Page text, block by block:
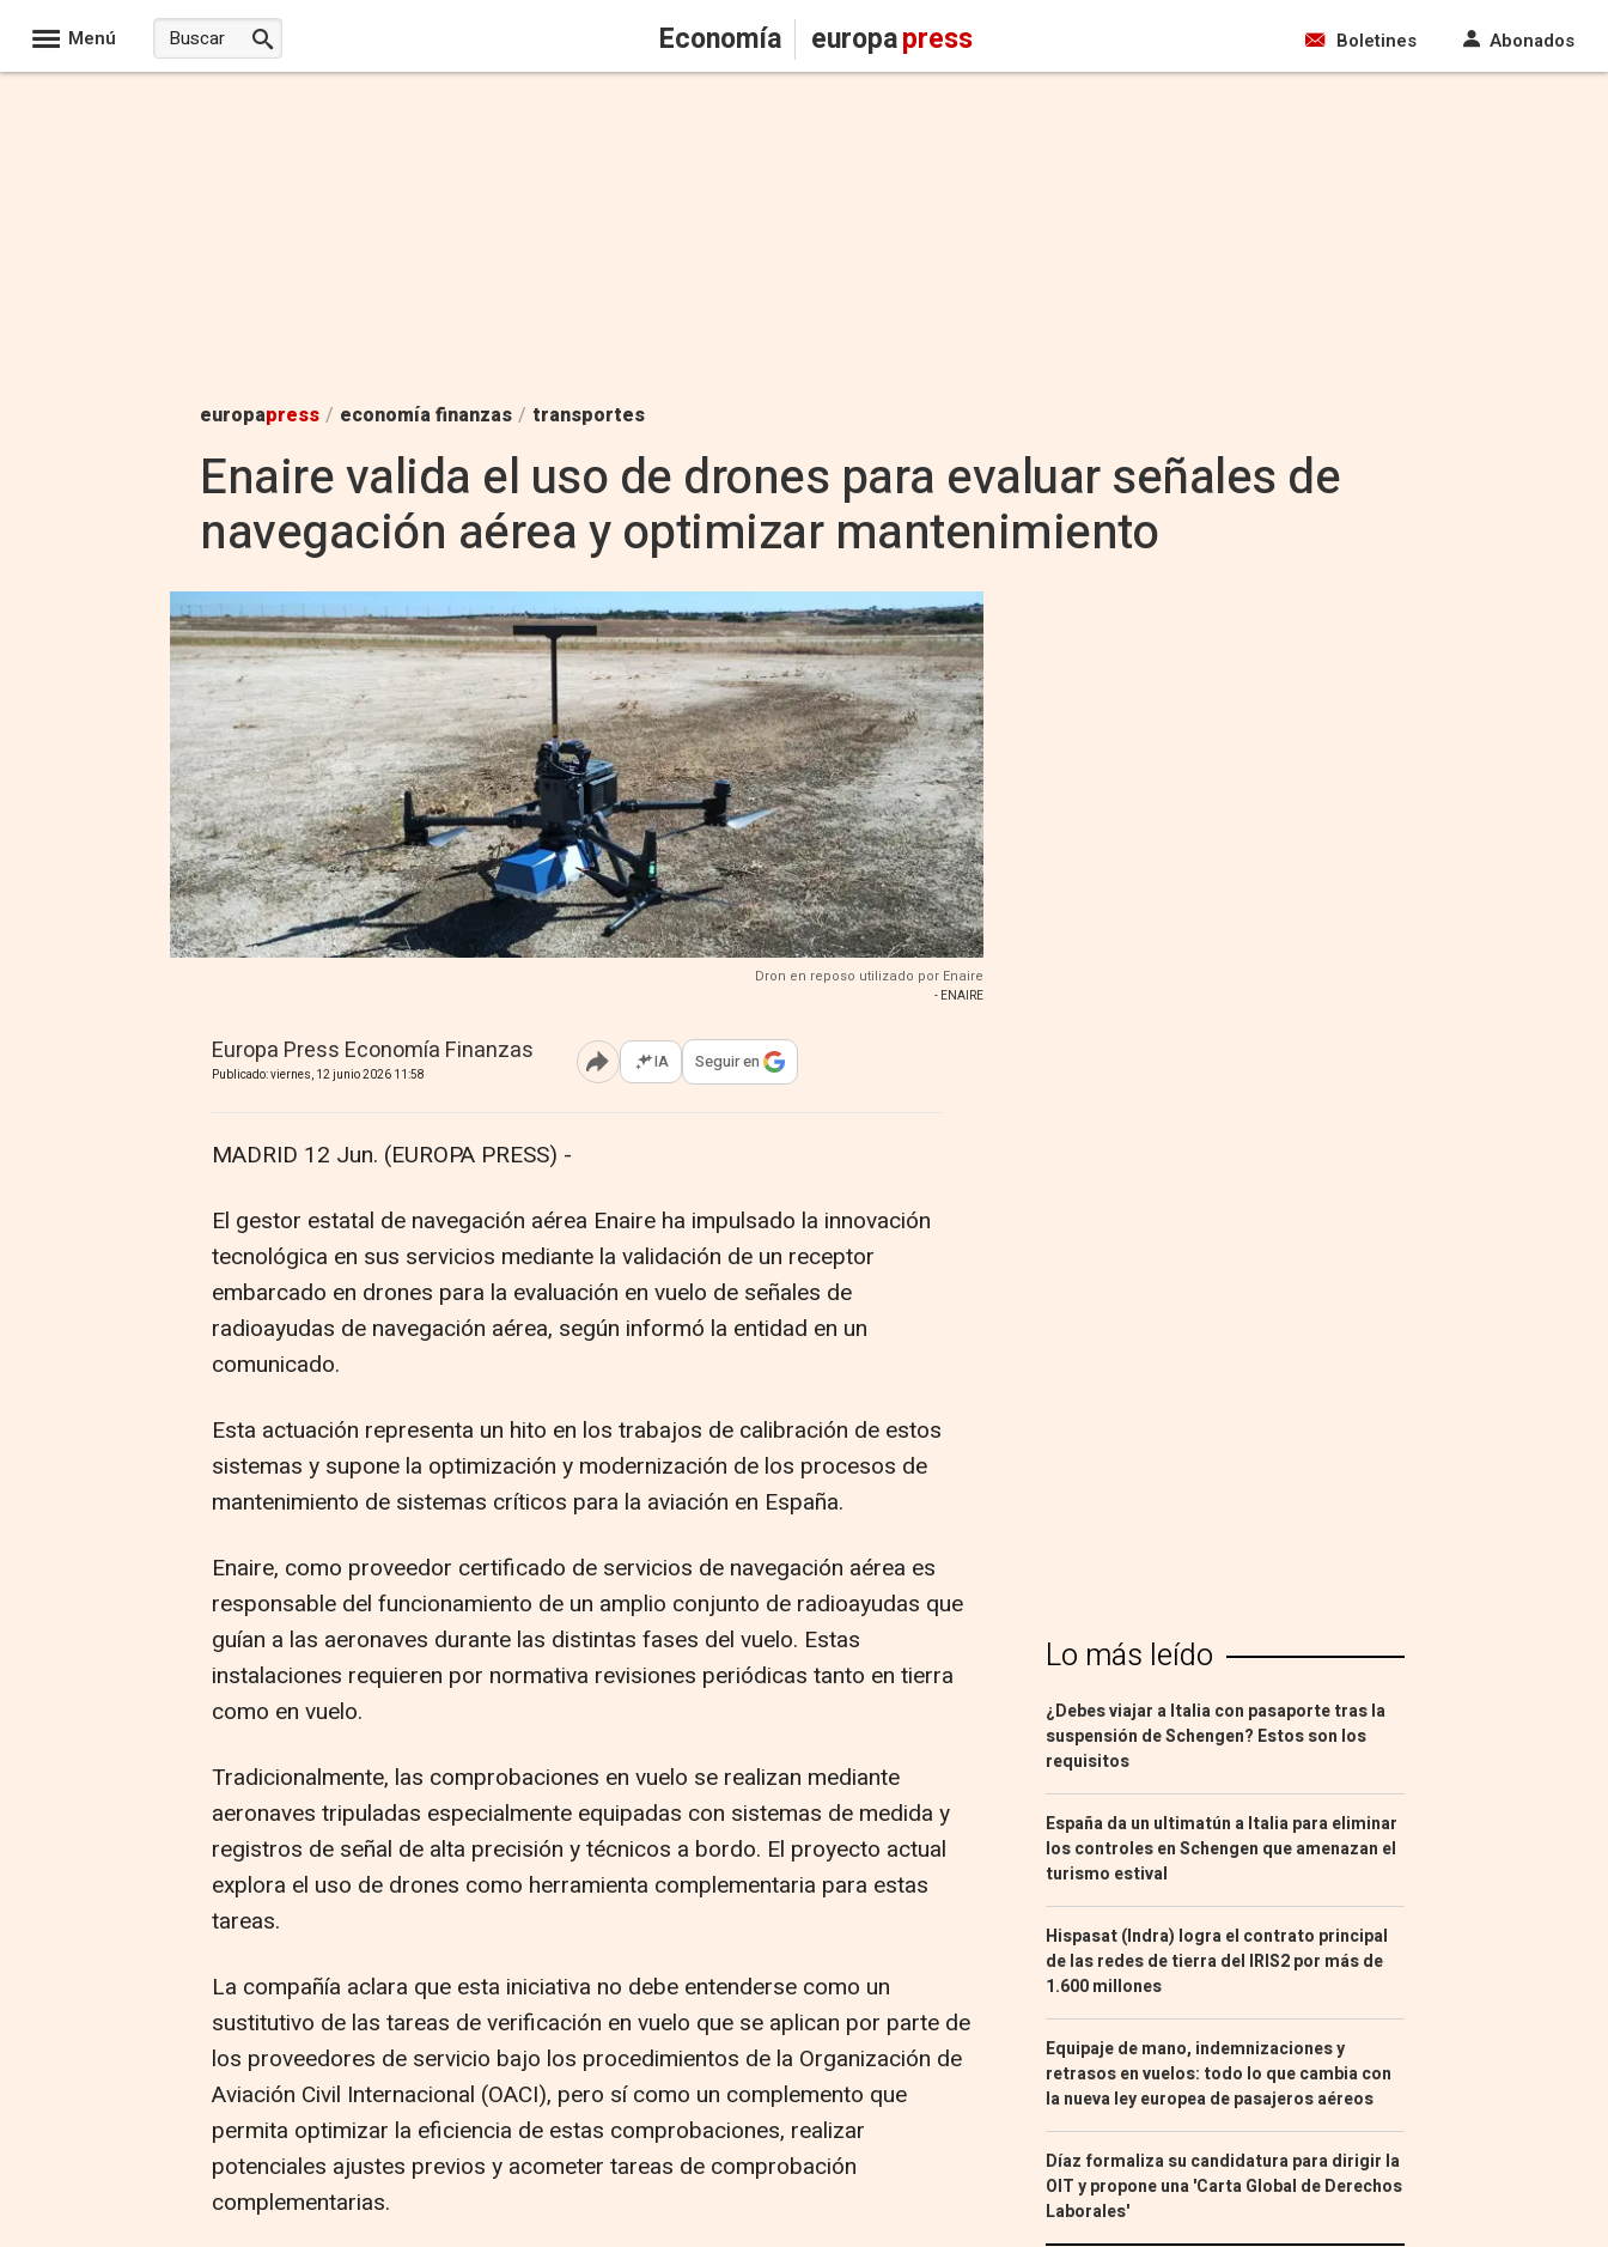
Menú Economía europapress Boletines Abonados
europapress / economía finanzas / transportes
Enaire valida el uso de drones para evaluar señales de
navegación aérea y optimizar mantenimiento
Dron en reposo utilizado por Enaire
- ENAIRE
Europa Press Economía Finanzas
Publicado: viernes, 12 junio 2026 11:58 Abrir opciones para compartir
IA Seguir en
MADRID 12 Jun. (EUROPA PRESS) -
El gestor estatal de navegación aérea Enaire ha impulsado la innovación
tecnológica en sus servicios mediante la validación de un receptor
embarcado en drones para la evaluación en vuelo de señales de
radioayudas de navegación aérea, según informó la entidad en un
comunicado.
Esta actuación representa un hito en los trabajos de calibración de estos
sistemas y supone la optimización y modernización de los procesos de
mantenimiento de sistemas críticos para la aviación en España.
Enaire, como proveedor certificado de servicios de navegación aérea es
responsable del funcionamiento de un amplio conjunto de radioayudas que
guían a las aeronaves durante las distintas fases del vuelo. Estas
instalaciones requieren por normativa revisiones periódicas tanto en tierra
como en vuelo.
Tradicionalmente, las comprobaciones en vuelo se realizan mediante
aeronaves tripuladas especialmente equipadas con sistemas de medida y
registros de señal de alta precisión y técnicos a bordo. El proyecto actual
explora el uso de drones como herramienta complementaria para estas
tareas.
La compañía aclara que esta iniciativa no debe entenderse como un
sustitutivo de las tareas de verificación en vuelo que se aplican por parte de
los proveedores de servicio bajo los procedimientos de la Organización de
Aviación Civil Internacional (OACI), pero sí como un complemento que
permita optimizar la eficiencia de estas comprobaciones, realizar
potenciales ajustes previos y acometer tareas de comprobación
complementarias.
Lo más leído
¿Debes viajar a Italia con pasaporte tras la
suspensión de Schengen? Estos son los
requisitos
España da un ultimatún a Italia para eliminar
los controles en Schengen que amenazan el
turismo estival
Hispasat (Indra) logra el contrato principal
de las redes de tierra del IRIS2 por más de
1.600 millones
Equipaje de mano, indemnizaciones y
retrasos en vuelos: todo lo que cambia con
la nueva ley europea de pasajeros aéreos
Díaz formaliza su candidatura para dirigir la
OIT y propone una 'Carta Global de Derechos
Laborales'